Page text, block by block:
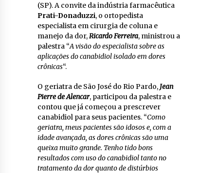
(SP). A convite da indústria farmacêutica
Prati-Donaduzzi, o ortopedista
especialista em cirurgia de coluna e
manejo da dor,Ricardo Ferreira, ministrou a
palestra “A visão do especialista sobre as
aplicações do canabidiol isolado em dores
crônicas“.
O geriatra de São José do Rio Pardo, Jean
Pierre de Alencar, participou da palestra e
contou que já começou a prescrever
canabidiol para seus pacientes. “Como
geriatra, meus pacientes são idosos e, com a
idade avançada, as dores crônicas são uma
queixa muito grande. Tenho tido bons
resultados com uso do canabidiol tanto no
tratamento da dor quanto de distúrbios